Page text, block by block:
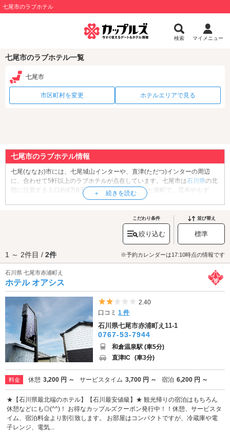
七尾市のラブホテル
検索 マイメニュー
七尾市のラブホテル一覧
七尾市
市区町村を変更 ホテルエリアで見る
七尾市のラブホテル情報
七尾(ななお)市には、七尾城山インターや、直津(ただつ)インターの周辺
に、合わせて5軒以上のラブホテルが点在しています。七尾市は石川県の北
部に位置する人口約4万8千人の市。日本海に面した港町で、昆布やもず
く、能登かき等の海産物の産地として知られる他、水産加工業も盛んで
」や、全国でも屈指の規模を誇る山城跡「 七尾城
」、能登島と七尾市を結ぶ全長約1050mの橋「 能登島大橋」などの名所
があります。また、市内には、国内有数の高級温泉街「和倉温泉」があ
り、日帰り温泉も楽しめるスポットとして人気です。またこちらでは、毎
年4月と8月に花火大会が、6月に「能登よさこい祭り」が行われ、期間中は
観光客や地元の人々で賑わいます。七尾市のラブホテルには、同性利用OK
のホテルや、コンビニボックスのあるホテル、コスチュームのレンタルの
あるホテルなどがあります。七尾市でラブホテルをお探しの際は、クーポ
ン・事前予約でお得に利用ができる『カップルズ』におまかせください。
こだわり条件
絞り込む
並び替え
標準
1 ～ 2件目 / 2件 ※予約カレンダーは17:10時点の情報です
石川県 七尾市赤浦町え
ホテル オアシス
5つ星のうち2
2.40
口コミ1 件
石川県七尾市赤浦町え11-1
0767-53-7944
和倉温泉駅 (車5分)
直津IC (車3分)
料金 休憩 3,200 円 ～ サービスタイム 3,700 円 ～ 宿泊 6,200 円 ～
★【石川県最北端のホテル】【石川最安値級】★ 観光帰りの宿泊はもちろん
休憩などにも◎(^^)！ お得なカップルズクーポン発行中！！休憩、サービスタ
イム、宿泊料金より割引致します。 お部屋はコンパクトですが、冷蔵庫や電
子レンジ、電気...